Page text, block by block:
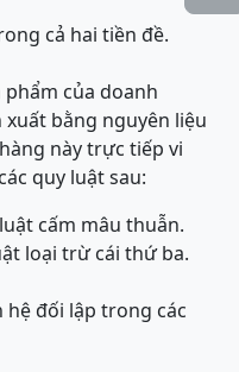
cả hai tiền đề.
phẩm của doanh
bằng nguyên liệu
này trực tiếp vi
quy luật sau:
cấm mâu thuẫn.
loại trừ cái thứ ba.
hệ đối lập trong các